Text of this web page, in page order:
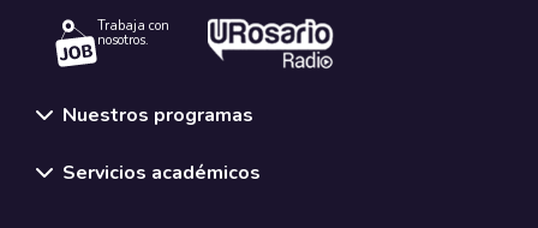
Trabaja con
nosotros.
Nuestros programas
Servicios académicos